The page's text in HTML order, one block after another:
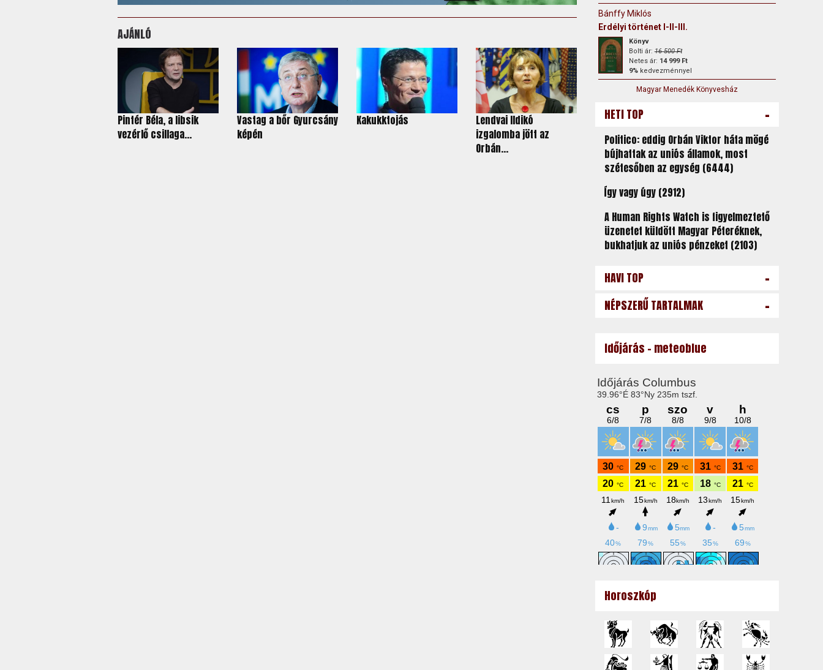
AJÁNLÓ
Pintér Béla, a libsik
vezérlő csillaga...
Vastag a bőr Gyurcsány
képén
Kakukktojás
Lendvai Ildikó
izgalomba jött az
Orbán...
Bánffy Miklós
Erdélyi történet I-II-III.
Könyv
Bolti ár:16 500 Ft
Netes ár: 14 999 Ft
9%kedvezménnyel
Magyar Menedék Könyvesház
HETI TOP -
Politico: eddig Orbán Viktor háta mögé
bújhattak az uniós államok, most
szétesőben az egység (6444)
Így vagy úgy (2912)
A Human Rights Watch is figyelmeztető
üzenetet küldött Magyar Péteréknek,
bukhatjuk az uniós pénzeket (2103)
HAVI TOP -
NÉPSZERŰ TARTALMAK -
Időjárás - meteoblue
Horoszkóp